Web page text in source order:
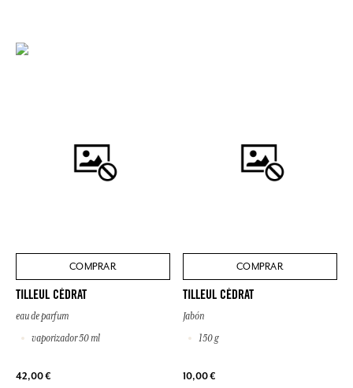
COMPRAR
TILLEUL CÉDRAT
eau de parfum
vaporizador 50 ml
42,00 €
COMPRAR
TILLEUL CÉDRAT
Jabón
150 g
10,00 €